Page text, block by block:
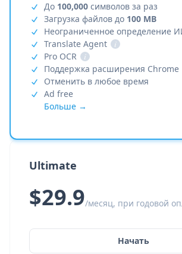
До 100,000 символов за раз
Загрузка файлов до 100 MB
Неограниченное определение
Translate Agent
i
Pro OCR
i
Поддержка расширения Chrome
Отменить в любое время
Ad free
Больше →
Ultimate
$29.9/месяц, при годовой
Начать